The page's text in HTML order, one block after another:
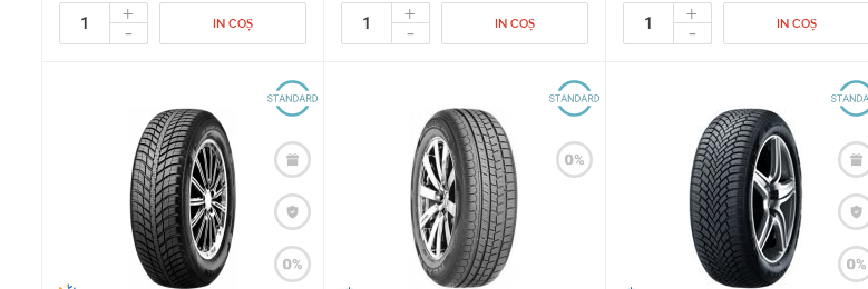
+
- IN COȘ +
- IN COȘ +
- IN COȘ